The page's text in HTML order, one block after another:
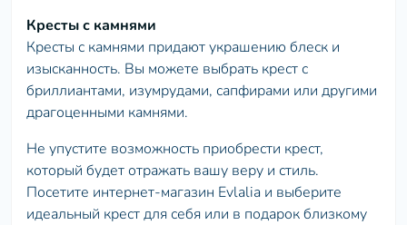
Кресты с камнями
Кресты с камнями придают украшению блеск и
изысканность. Вы можете выбрать крест с
бриллиантами, изумрудами, сапфирами или другими
драгоценными камнями.
Не упустите возможность приобрести крест,
который будет отражать вашу веру и стиль.
Посетите интернет-магазин Evlalia и выберите
идеальный крест для себя или в подарок близкому